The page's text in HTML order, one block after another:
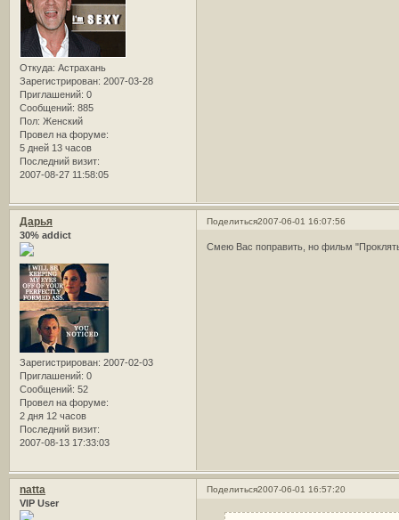
Откуда: Астрахань
Зарегистрирован: 2007-03-28
Приглашений: 0
Сообщений: 885
Пол: Женский
Провел на форуме:
5 дней 13 часов
Последний визит:
2007-08-27 11:58:05
Поделиться2007-06-01 16:07:56
Дарья
30% addict
Зарегистрирован: 2007-02-03
Приглашений: 0
Сообщений: 52
Провел на форуме:
2 дня 12 часов
Последний визит:
2007-08-13 17:33:03
Смею Вас поправить, но фильм
Поделиться2007-06-01 16:57:20
natta
VIP User